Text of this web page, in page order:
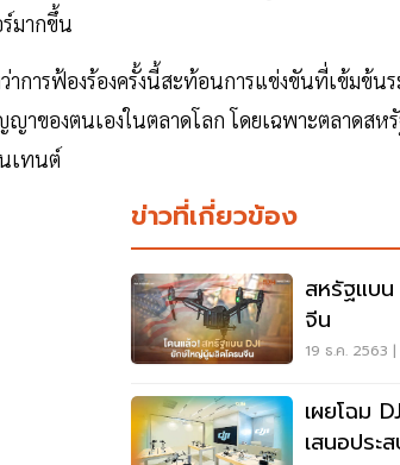
มากขึ้น
าการฟ้องร้องครั้งนี้สะท้อนการแข่งขันที่เข้มข้
าของตนเองในตลาดโลก โดยเฉพาะตลาดส
เทนต์
ข่าวที่เกี่ยวข้อง
สหรัฐแบ
จีน
19 ธ.ค. 2563
เผยโฉม
เสนอประ